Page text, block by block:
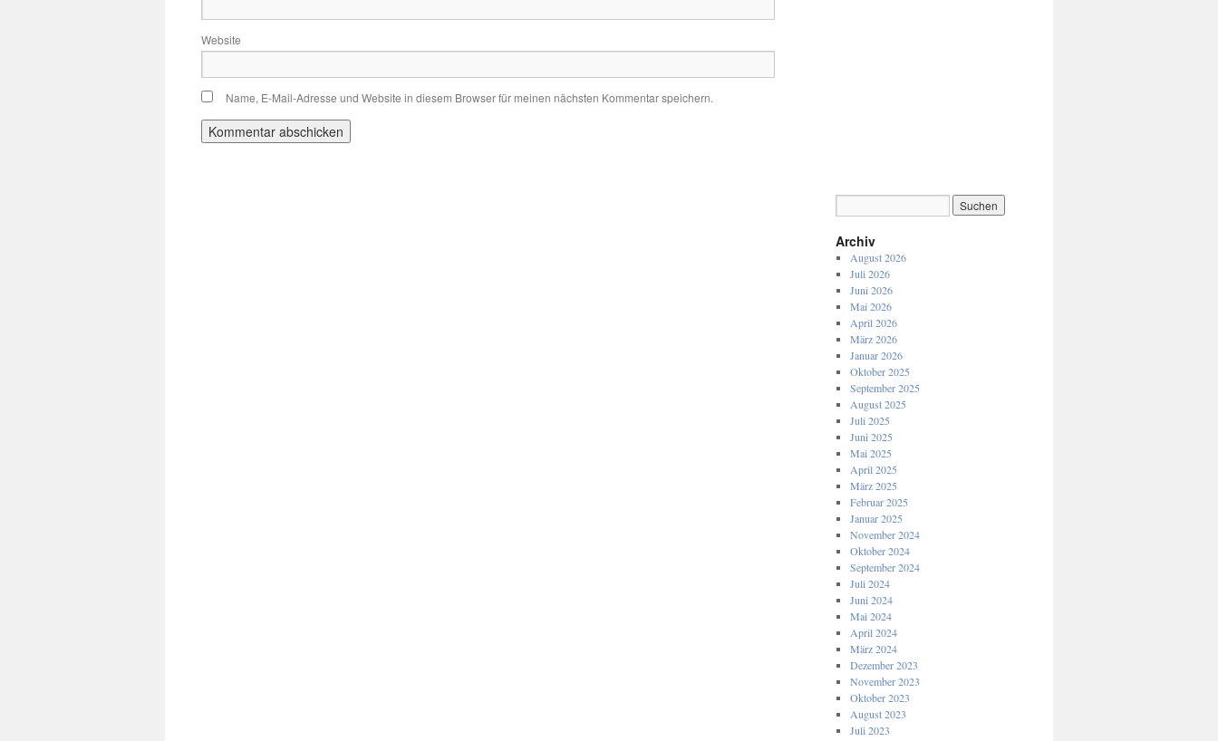
Website
Name, E-Mail-Adresse und Website in diesem Browser für meinen nächsten Kommentar speichern.
Archiv
August 2026
Juli 2026
Juni 2026
Mai 2026
April 2026
März 2026
Januar 2026
Oktober 2025
September 2025
August 2025
Juli 2025
Juni 2025
Mai 2025
April 2025
März 2025
Februar 2025
Januar 2025
November 2024
Oktober 2024
September 2024
Juli 2024
Juni 2024
Mai 2024
April 2024
März 2024
Dezember 2023
November 2023
Oktober 2023
August 2023
Juli 2023